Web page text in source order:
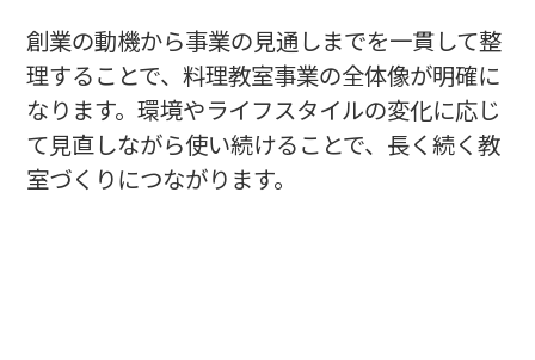
創業の動機から事業の見通しまでを一貫して整
理することで、料理教室事業の全体像が明確に
なります。環境やライフスタイルの変化に応じ
て見直しながら使い続けることで、長く続く教
室づくりにつながります。